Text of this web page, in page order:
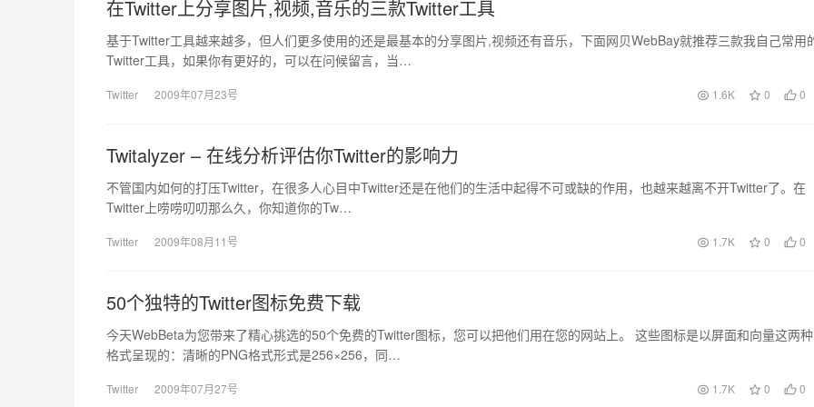
在Twitter上分享图片,视频,音乐的三款Twitter工具
基于Twitter工具越来越多，但人们更多使用的还是最基本的分享图片,视频还有音乐，下面网贝WebBay就推荐三款我自己常用
Twitter工具，如果你有更好的，可以在问候留言，当…
Twitter 2009年07月23号 1.6K 0 0
Twitalyzer – 在线分析评估你Twitter的影响力
不管国内如何的打压Twitter，在很多人心目中Twitter还是在他们的生活中起得不可或缺的作用，也越来越离不开Twitter了。在
Twitter上唠唠叨叨那么久，你知道你的Tw…
Twitter 2009年08月11号 1.7K 0 0
50个独特的Twitter图标免费下载
今天WebBeta为您带来了精心挑选的50个免费的Twitter图标，您可以把他们用在您的网站上。 这些图标是以屏面和向量这两种
格式呈现的：清晰的PNG格式形式是256×256，同…
Twitter 2009年07月27号 1.7K 0 0